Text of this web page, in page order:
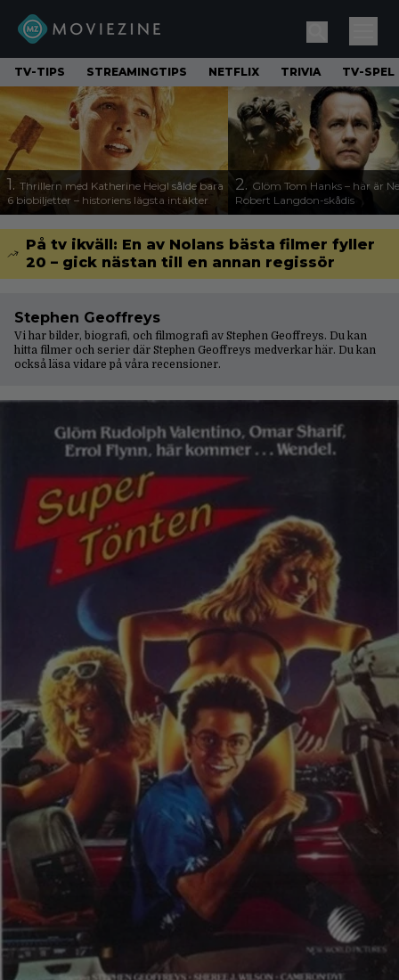
TV-TIPS STREAMINGTIPS NETFLIX TRIVIA TV-SPEL
1. Thrillern med Katherine Heigl sålde bara
6 biobiljetter – historiens lägsta intäkter
2. Glöm Tom Hanks – här är
Robert Langdon-skådis
På tv ikväll: En av Nolans bästa filmer fyller
20 – gick nästan till en annan regissör
Stephen Geoffreys
Vi har bilder, biografi, och filmografi av Stephen Geoffreys. Du kan
hitta filmer och serier där Stephen Geoffreys medverkar här. Du kan
också läsa vidare på våra recensioner.